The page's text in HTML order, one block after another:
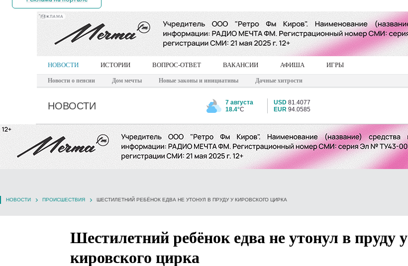
РЕКЛАМА
НОВОСТИ ИСТОРИИ ВОПРОС-ОТВЕТ ВАКАНСИИ АФИША ИГРЫ
Новости о пенсии Дом мечты Новые законы и инициативы Дачные хитрости
НОВОСТИ
7 августа
18.4°C
USD 81.4077
EUR 94.0585
НОВОСТИ ПРОИСШЕСТВИЯ ШЕСТИЛЕТНИЙ РЕБЁНОК ЕДВА НЕ УТОНУЛ В ПРУДУ У КИРОВСКОГО ЦИРКА
Шестилетний ребёнок едва не утонул в пруду у
кировского цирка